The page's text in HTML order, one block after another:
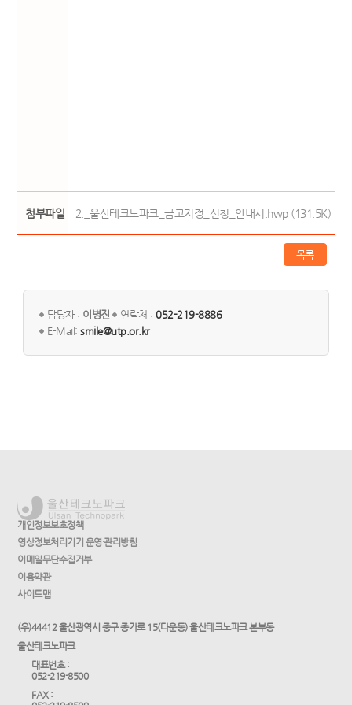
첨부파일 2._울산테크노파크_금고지정_신청_안내서.hwp (131.5K)
목록
담당자 : 이병진 연락처 :052-219-8886
E-Mail:smile@utp.or.kr
개인정보보호정책
영상정보처리기기 운영·관리방침
이메일무단수집거부
이용약관
사이트맵
(우)44412 울산광역시 중구 종가로 15(다운동) 울산테크노파크 본부동
울산테크노파크
대표번호 :
052-219-8500
FAX :